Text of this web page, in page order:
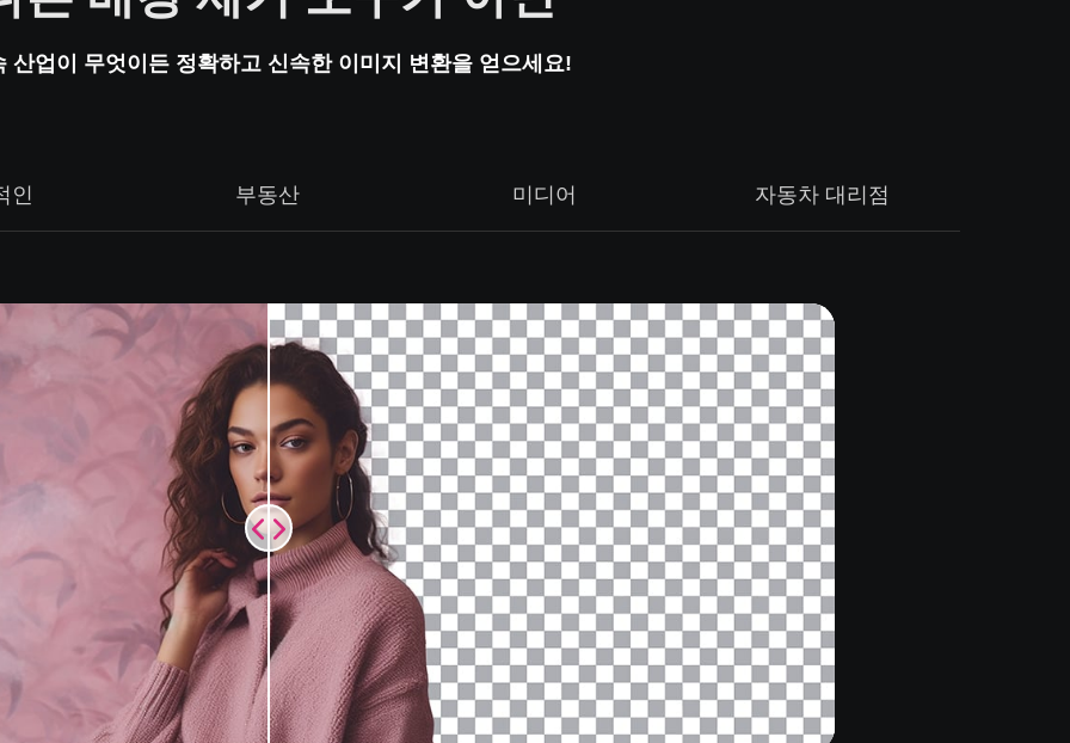
산업이 무엇이든 정확하고 신속한 이미지 변환을 얻으세요!
인 부동산 미디어 자동차 대리점